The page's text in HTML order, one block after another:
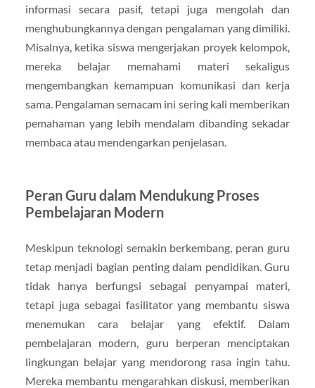
informasi secara pasif, tetapi juga mengolah dan
menghubungkannya dengan pengalaman yang dimiliki.
Misalnya, ketika siswa mengerjakan proyek kelompok,
mereka belajar memahami materi sekaligus
mengembangkan kemampuan komunikasi dan kerja
sama. Pengalaman semacam ini sering kali memberikan
pemahaman yang lebih mendalam dibanding sekadar
membaca atau mendengarkan penjelasan.
Peran Guru dalam Mendukung Proses
Pembelajaran Modern
Meskipun teknologi semakin berkembang, peran guru
tetap menjadi bagian penting dalam pendidikan. Guru
tidak hanya berfungsi sebagai penyampai materi,
tetapi juga sebagai fasilitator yang membantu siswa
menemukan cara belajar yang efektif. Dalam
pembelajaran modern, guru berperan menciptakan
lingkungan belajar yang mendorong rasa ingin tahu.
Mereka membantu mengarahkan diskusi, memberikan